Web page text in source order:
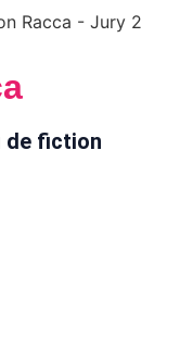
de fiction